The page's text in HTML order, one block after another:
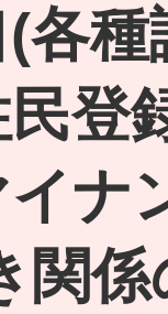
各種
登
ナ
関